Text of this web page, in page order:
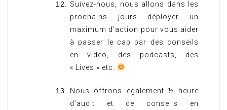
Suivez-nous, nous allons dans les
prochains jours déployer un
maximum d’action pour vous aider
à passer le cap par des conseils
en vidéo, des podcasts, des
« Lives » etc.
Nous offrons également ½ heure
d’audit et de conseils en